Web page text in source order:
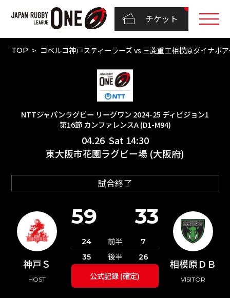
チケット
TOP コベルコ神戸スティーラーズ vs 三菱重工相模原ダイナ
NTTジャパンラグビー リーグワン 2024-25 ディビジョン1
第16節 カンファレンスA (D1-M94)
04.26 Sat 14:30
東大阪市花園ラグビー場 (大阪府)
試合終了
神戸Ｓ
HOST
相模原ＤＢ
VISITOR
59 33
24 前半
7
35
後半 26
公式記録 (確定)